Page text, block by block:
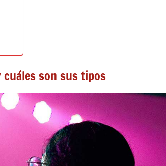
son sus tipos